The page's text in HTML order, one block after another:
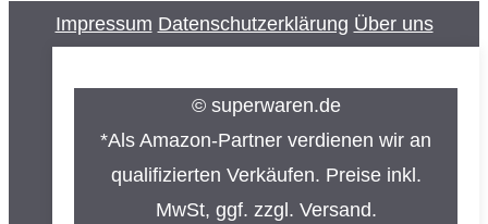
Impressum Datenschutzerklärung Über uns
© superwaren.de
*Als Amazon-Partner verdienen wir an
qualifizierten Verkäufen. Preise inkl.
MwSt, ggf. zzgl. Versand.